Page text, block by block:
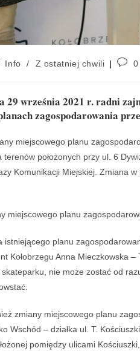
Info / Z ostatniej chwili 0
29 września 2021 r. radni
zagospodarowania
miejscowego planu
terenów położonych przy ul. 6
Komunikacji Miejskiej. Zmiana
miejscowego planu
istniejącego planu
Kołobrzegu Anna Mieczkowska
nie może zostać od
zmiany miejscowego planu
Wschód – działka ul. T.
pomiędzy ulicami